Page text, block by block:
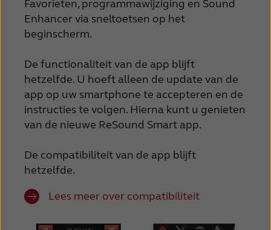
Schweiz Suisse
Suomi
Türkçe United Kingdom
United States Österreich
عربي 日本
Favorieten, programmawijziging en Sound
Enhancer via sneltoetsen op het
beginscherm.
De functionaliteit van de app blijft
hetzelfde. U hoeft alleen de update van de
app op uw smartphone te accepteren en de
instructies te volgen. Hierna kunt u genieten
van de nieuwe ReSound Smart app.
De compatibiliteit van de app blijft
hetzelfde.
Lees meer over compatibiliteit